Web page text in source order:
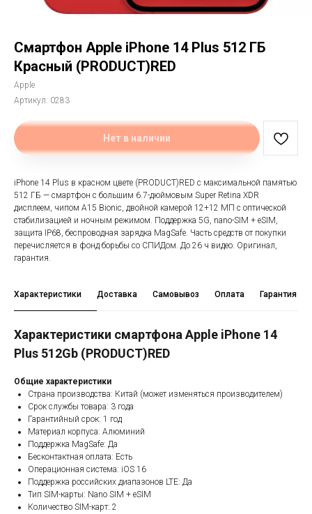
Смартфон Apple iPhone 14 Plus 512 ГБ
Красный (PRODUCT)RED
Apple
Артикул: 0283
Нет в наличии
iPhone 14 Plus в красном цвете (PRODUCT)RED с максимальной памятью
512 ГБ — смартфон с большим 6.7-дюймовым Super Retina XDR
дисплеем, чипом A15 Bionic, двойной камерой 12+12 МП с оптической
стабилизацией и ночным режимом. Поддержка 5G, nano-SIM + eSIM,
защита IP68, беспроводная зарядка MagSafe. Часть средств от покупки
перечисляется в фонд борьбы со СПИДом. До 26 ч видео. Оригинал,
гарантия.
Характеристики Доставка Самовывоз Оплата Гарантия
Характеристики смартфона Apple iPhone 14
Plus 512Gb (PRODUCT)RED
Общие характеристики
Страна производства: Китай (может изменяться производителем)
Срок службы товара: 3 года
Гарантийный срок: 1 год
Материал корпуса: Алюминий
Поддержка MagSafe: Да
Бесконтактная оплата: Есть
Операционная система: iOS 16
Поддержка российских диапазонов LTE: Да
Тип SIM-карты: Nano SIM + eSIM
Количество SIM-карт: 2